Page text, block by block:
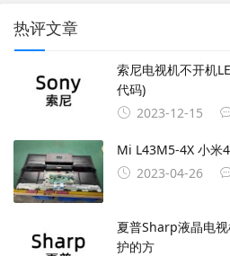
热评文章
索尼电视机不开机
代码)
2023-12-15
Mi L43M5-4X 小米
2023-04-26
夏普Sharp液晶电
护的方